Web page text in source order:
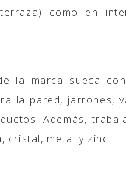
como en
la marca sueca
la pared, jarrones,
Además,
cristal, metal y zinc.